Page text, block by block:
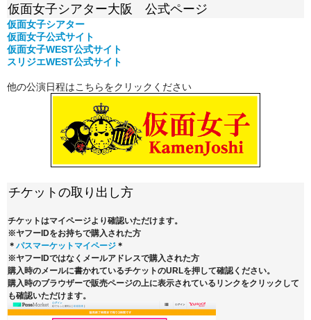
仮面女子シアター大阪 公式ページ
仮面女子シアター
仮面女子公式サイト
仮面女子WEST公式サイト
スリジエWEST公式サイト
他の公演日程はこちらをクリックください
チケットの取り出し方
チケットはマイページより確認いただけます。
※ヤフーIDをお持ちで購入された方
＊ パスマーケットマイページ ＊
※ヤフーIDではなくメールアドレスで購入された方
購入時のメールに書かれているチケットのURLを押して確認ください。
購入時のブラウザーで販売ページの上に表示されているリンクをクリックして
も確認いただけます。